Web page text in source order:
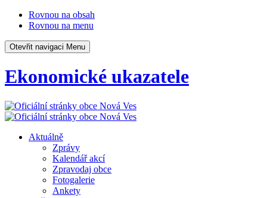
Rovnou na obsah
Rovnou na menu
Otevřit navigaci Menu
Ekonomické ukazatele
Aktuálně
Zprávy
Kalendář akcí
Zpravodaj obce
Fotogalerie
Ankety